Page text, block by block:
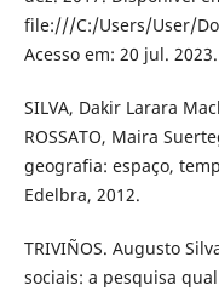
file:///C:/Users/User/
Acesso em: 20 jul. 2023.
SILVA, Dakir Larara
ROSSATO, Maira
geografia: espaço,
Edelbra, 2012.
TRIVIÑOS. Augusto
sociais: a pesquisa